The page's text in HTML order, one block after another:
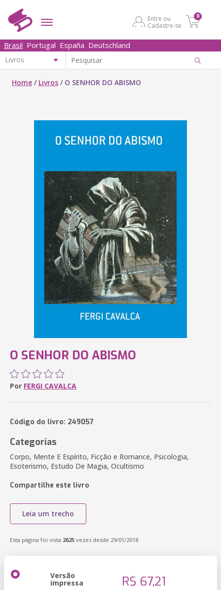
Entre ou
Cadastre-se
0
Brasil Portugal España Deutschland
Home / Livros / O SENHOR DO ABISMO
O SENHOR DO ABISMO
Por FERGI CAVALCA
Código do livro: 249057
Categorias
Corpo, Mente E Espírito, Ficção e Romance, Psicologia,
Esoterismo, Estudo De Magia, Ocultismo
Compartilhe este livro
Leia um trecho
Esta página foi vista 2625 vezes desde 29/01/2018
Versão
impressa R$ 67,21